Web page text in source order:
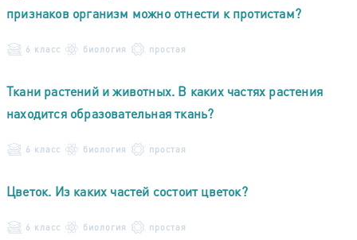
признаков организм можно отнести к протистам?
6 класс биология простая
Ткани растений и животных. В каких частях растения
находится образовательная ткань?
6 класс биология простая
Цветок. Из каких частей состоит цветок?
6 класс биология простая